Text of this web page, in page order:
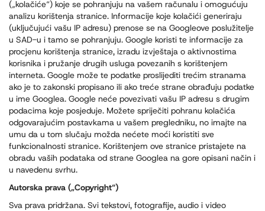
(„kolačiće“) koje se pohranjuju na vašem računalu i omogućuju
analizu korištenja stranice. Informacije koje kolačići generiraju
(uključujući vašu IP adresu) prenose se na Googleove poslužitelje
u SAD-u i tamo se pohranjuju. Google koristi te informacije za
procjenu korištenja stranice, izradu izvještaja o aktivnostima
korisnika i pružanje drugih usluga povezanih s korištenjem
interneta. Google može te podatke proslijediti trećim stranama
ako je to zakonski propisano ili ako treće strane obrađuju podatke
u ime Googlea. Google neće povezivati vašu IP adresu s drugim
podacima koje posjeduje. Možete spriječiti pohranu kolačića
odgovarajućim postavkama u vašem pregledniku, no imajte na
umu da u tom slučaju možda nećete moći koristiti sve
funkcionalnosti stranice. Korištenjem ove stranice pristajete na
obradu vaših podataka od strane Googlea na gore opisani način i
u navedenu svrhu.
Autorska prava („Copyright“)
Sva prava pridržana. Svi tekstovi, fotografije, audio i video